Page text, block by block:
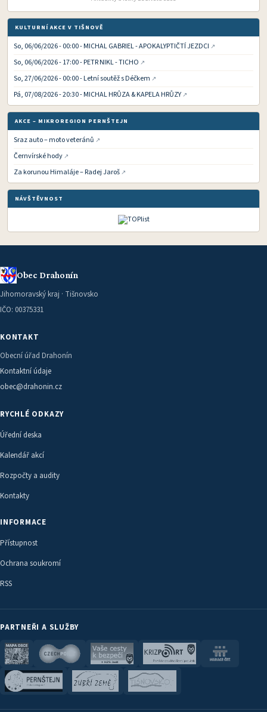
KULTURNÍ AKCE V TIŠNOVĚ
So, 06/06/2026 - 00:00 - MICHAL GABRIEL - APOKALYPTIČTÍ JEZDCI
So, 06/06/2026 - 17:00 - PETR NIKL - TICHO
So, 27/06/2026 - 00:00 - Letní soutěž s Déčkem
Pá, 07/08/2026 - 20:30 - MICHAL HRŮZA & KAPELA HRŮZY
AKCE – MIKROREGION PERNŠTEJN
Sraz auto – moto veteránů
Černvírské hody
Za korunou Himaláje – Radej Jaroš
NÁVŠTĚVNOST
Obec Drahonín
Jihomoravský kraj · Tišnovsko
IČO: 00375331
KONTAKT
Obecní úřad Drahonín
Kontaktní údaje
obec@drahonin.cz
RYCHLÉ ODKAZY
Úřední deska
Kalendář akcí
Rozpočty a audity
Kontakty
INFORMACE
Přístupnost
Ochrana soukromí
RSS
PARTNEŘI A SLUŽBY